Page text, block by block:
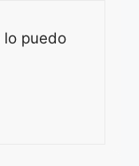
lo puedo